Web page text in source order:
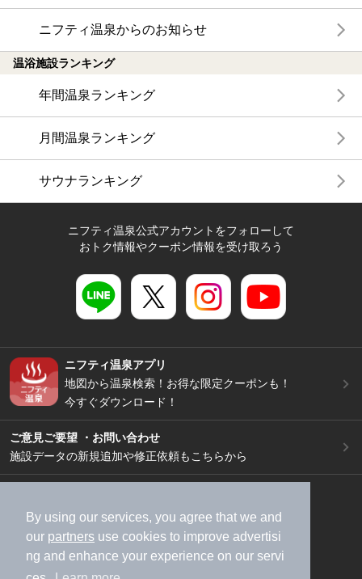
By using our services, you agree that we and
our partners use cookies to improve advertisi
ng and enhance your experience on our servi
ニフティ温泉からのお知らせ
温浴施設ランキング
年間温泉ランキング
月間温泉ランキング
サウナランキング
ニフティ温泉公式アカウントをフォローして
おトク情報やクーポン情報を受け取ろう
ニフティ温泉アプリ
地図から温泉検索！お得な限定クーポンも！
今すぐダウンロード！
ご意見ご要望 ・お問い合わせ
施設データの新規追加や修正依頼もこちらから
加盟店募集（資料請求）
広告出稿のご案内
利用規約
ライフスタイルMEMBERS+規約
特定商取引法に基づく表記
ヘルプ
採用情報